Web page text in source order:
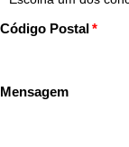
Código Postal
Mensagem